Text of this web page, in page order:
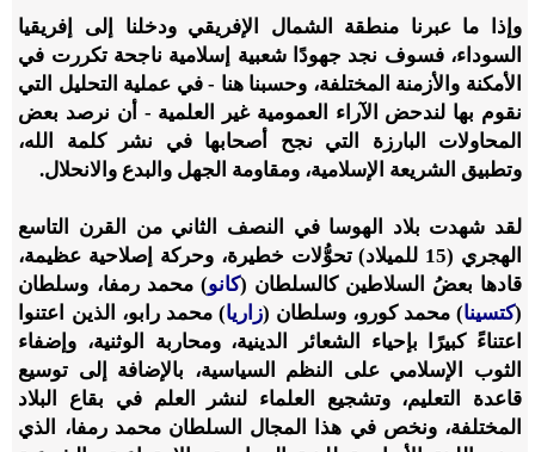
وإذا ما عبرنا منطقة الشمال الإفريقي ودخلنا إلى إفريقيا
السوداء، فسوف نجد جهودًا شعبية إسلامية ناجحة تكررت في
الأمكنة والأزمنة المختلفة، وحسبنا هنا - في عملية التحليل التي
نقوم بها لندحض الآراء العمومية غير العلمية - أن نرصد بعض
المحاولات البارزة التي نجح أصحابها في نشر كلمة الله،
وتطبيق الشريعة الإسلامية، ومقاومة الجهل والبدع والانحلال.
لقد شهدت بلاد الهوسا في النصف الثاني من القرن التاسع
الهجري (15 للميلاد) تحوُّلات خطيرة، وحركة إصلاحية عظيمة،
قادها بعضُ السلاطين كالسلطان (كانو) محمد رمفا، وسلطان
(كتسينا) محمد كورو، وسلطان (زاريا) محمد رابو، الذين اعتنوا
اعتناءً كبيرًا بإحياء الشعائر الدينية، ومحاربة الوثنية، وإضفاء
الثوب الإسلامي على النظم السياسية، بالإضافة إلى توسيع
قاعدة التعليم، وتشجيع العلماء لنشر العلم في بقاع البلاد
المختلفة، ونخص في هذا المجال السلطان محمد رمفا، الذي